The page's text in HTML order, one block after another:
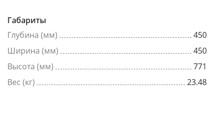
Габариты
Глубина (мм)
450
Ширина (мм)
450
Высота (мм)
771
Вес (кг)
23.48